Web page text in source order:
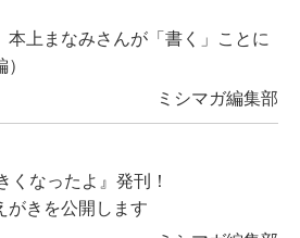
上まなみさんが「書く」ことに
ミシマガ編集部
なったよ』発刊！
がきを公開します